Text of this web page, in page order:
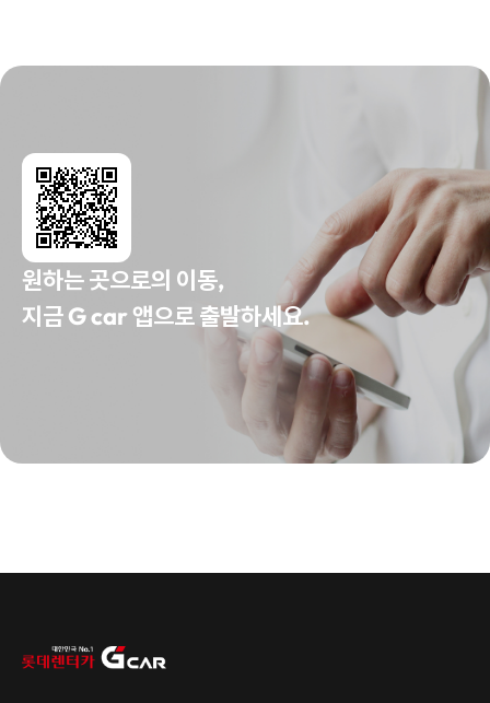
원하는 곳으로의 이동,
지금 G car 앱으로 출발하세요.